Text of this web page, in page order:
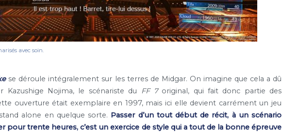
avec soin.
se déroule intégralement sur les terres de Midgar. On imagine que cela a dû
Kazushige Nojima, le scénariste du FF 7original, qui fait donc partie des
ouverture était exemplaire en 1997, mais ici elle devient carrément un jeu
alone en quelque sorte. Passer d’un tout début de récit, à un scénario
pour trente heures, c’est un exercice de style qui a tout de la bonne épreuve